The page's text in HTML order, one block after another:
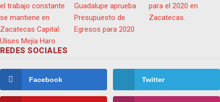
REDES SOCIALES
Facebook Twitter